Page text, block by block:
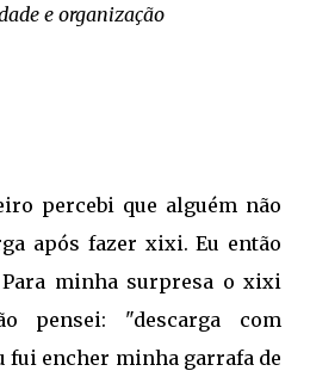
e organização
percebi que alguém não
após fazer xixi. Eu então
minha surpresa o xixi
pensei: "descarga com
fui encher minha garrafa de